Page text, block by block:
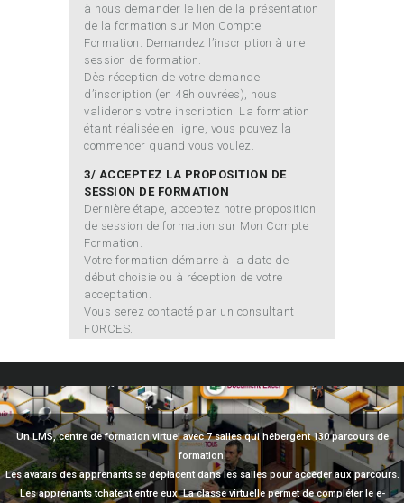
à nous demander le lien de la présentation
de la formation sur Mon Compte
Formation. Demandez l’inscription à une
session de formation.
Dès réception de votre demande
d’inscription (en 48h ouvrées), nous
validerons votre inscription. La formation
étant réalisée en ligne, vous pouvez la
commencer quand vous voulez.
3/ ACCEPTEZ LA PROPOSITION DE
SESSION DE FORMATION
Dernière étape, acceptez notre proposition
de session de formation sur Mon Compte
Formation.
Votre formation démarre à la date de
début choisie ou à réception de votre
acceptation.
Vous serez contacté par un consultant
FORCES.
Un LMS, centre de formation virtuel avec 7 salles qui hébergent 130 parcours de
formation.
Les avatars des apprenants se déplacent dans les salles pour accéder aux parcours.
Les apprenants tchatent entre eux. La classe virtuelle permet de compléter le e-